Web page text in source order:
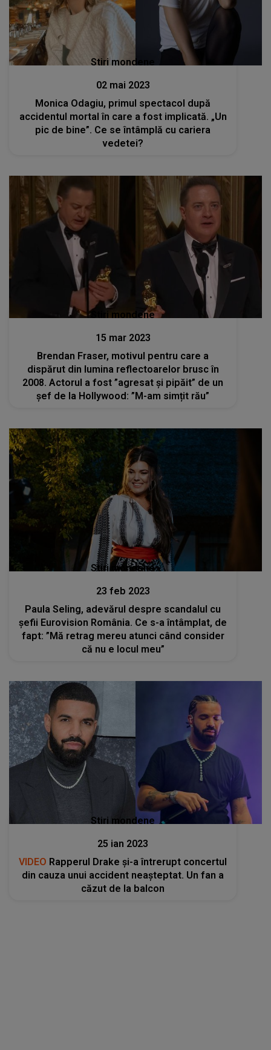
Stiri mondene
02 mai 2023
Monica Odagiu, primul spectacol după
accidentul mortal în care a fost implicată. „Un
pic de bine”. Ce se întâmplă cu cariera
vedetei?
Stiri mondene
15 mar 2023
Brendan Fraser, motivul pentru care a
dispărut din lumina reflectoarelor brusc în
2008. Actorul a fost ”agresat și pipăit” de un
șef de la Hollywood: ”M-am simțit rău”
Stiri mondene
23 feb 2023
Paula Seling, adevărul despre scandalul cu
șefii Eurovision România. Ce s-a întâmplat, de
fapt: ”Mă retrag mereu atunci când consider
că nu e locul meu”
Stiri mondene
25 ian 2023
VIDEO Rapperul Drake și-a întrerupt concertul
din cauza unui accident neașteptat. Un fan a
căzut de la balcon